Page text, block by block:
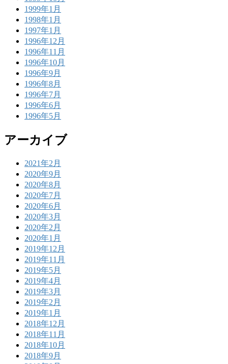
1999年1月
1998年1月
1997年1月
1996年12月
1996年11月
1996年10月
1996年9月
1996年8月
1996年7月
1996年6月
1996年5月
アーカイブ
2021年2月
2020年9月
2020年8月
2020年7月
2020年6月
2020年3月
2020年2月
2020年1月
2019年12月
2019年11月
2019年5月
2019年4月
2019年3月
2019年2月
2019年1月
2018年12月
2018年11月
2018年10月
2018年9月